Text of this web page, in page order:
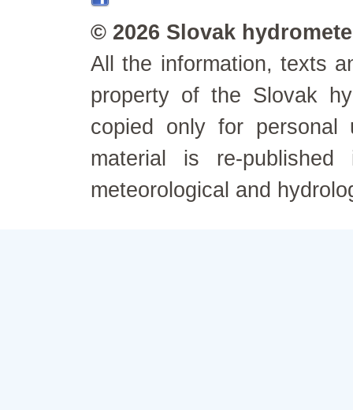
© 2026 Slovak
All the information, texts
property of the Slovak
copied only for personal
material is re-
meteorological and